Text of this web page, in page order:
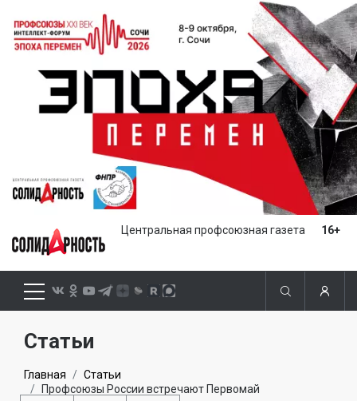
Центральная профсоюзная газета 16+
Статьи
Главная
Статьи
Профсоюзы России встречают Первомай